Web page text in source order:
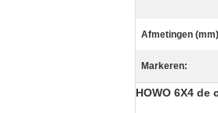
Afmetingen
Markeren:
HOWO 6X4